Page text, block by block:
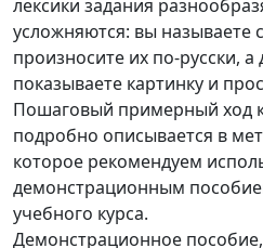
лексики задания
усложняются: вы называете
произносите их по-русски,
показываете картинку и
Пошаговый примерный ход
подробно описывается в
которое рекомендуем
демонстрационным
учебного курса.
Демонстрационное